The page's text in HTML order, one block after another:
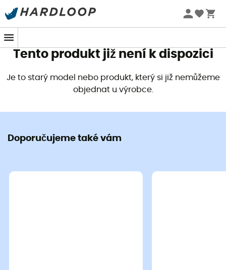
Letní akce 🔥 -5 % EXTRA při nákupu 2 produktů* s kódem
Tento produkt již není k dispozici
Je to starý model nebo produkt, který si již nemůžeme
objednat u výrobce.
Doporučujeme také vám
produkty